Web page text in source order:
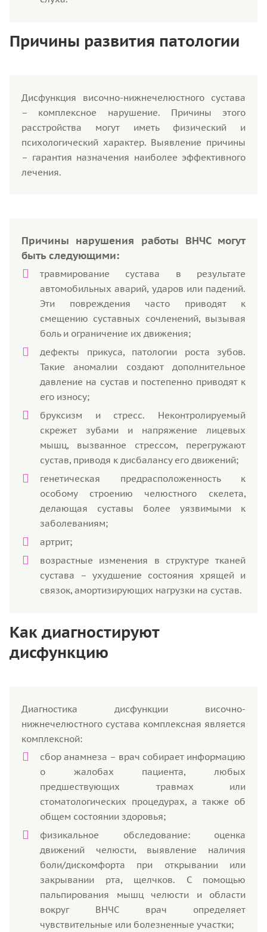
Причины развития патологии
Дисфункция височно-нижнечелюстного сустава
– комплексное нарушение. Причины этого
расстройства могут иметь физический и
психологический характер. Выявление причины
– гарантия назначения наиболее эффективного
лечения.
Причины нарушения работы ВНЧС могут
быть следующими:
травмирование сустава в результате
автомобильных аварий, ударов или падений.
Эти повреждения часто приводят к
смещению суставных сочленений, вызывая
боль и ограничение их движения;
дефекты прикуса, патологии роста зубов.
Такие аномалии создают дополнительное
давление на сустав и постепенно приводят к
его износу;
бруксизм и стресс. Неконтролируемый
скрежет зубами и напряжение лицевых
мышц, вызванное стрессом, перегружают
сустав, приводя к дисбалансу его движений;
генетическая предрасположенность к
особому строению челюстного скелета,
делающая суставы более уязвимыми к
заболеваниям;
артрит;
возрастные изменения в структуре тканей
сустава – ухудшение состояния хрящей и
связок, амортизирующих нагрузки на сустав.
Как диагностируют
дисфункцию
Диагностика дисфункции височно-
нижнечелюстного сустава комплексная является
комплексной:
сбор анамнеза – врач собирает информацию
о жалобах пациента, любых
предшествующих травмах или
стоматологических процедурах, а также об
общем состоянии здоровья;
физикальное обследование: оценка
движений челюсти, выявление наличия
боли/дискомфорта при открывании или
закрывании рта, щелчков. С помощью
пальпирования мышц челюсти и области
вокруг ВНЧС врач определяет
чувствительные или болезненные участки;